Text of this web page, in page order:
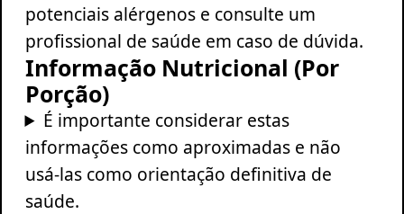
potenciais alérgenos e consulte um
profissional de saúde em caso de dúvida.
Informação Nutricional (Por
Porção)
É importante considerar estas
informações como aproximadas e não
usá-las como orientação definitiva de
saúde.